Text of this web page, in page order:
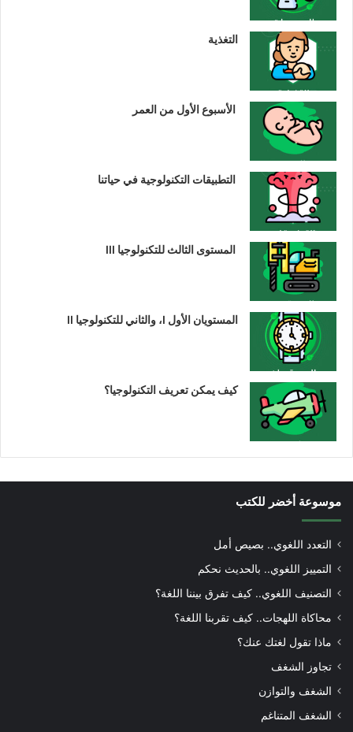
التغذية
الأسبوع الأول من العمر
التطبيقات التكنولوجية في حياتنا
المستوى الثالث للتكنولوجيا III
المستويان الأول I، والثاني للتكنولوجيا II
كيف يمكن تعريف التكنولوجيا؟
موسوعة أخضر للكتب
التعدد اللغوي.. بصيص أمل
التمييز اللغوي.. بالحديث نحكم
التصنيف اللغوي.. كيف تفرق بيننا اللغة؟
محاكاة اللهجات.. كيف تقربنا اللغة؟
ماذا تقول لغتك عنك؟
تجاوز الشغف
الشغف والتوازن
الشغف المتناغم